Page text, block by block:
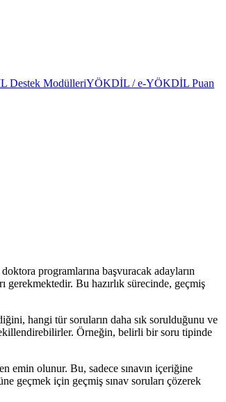
Destek ModülleriYÖKDİL / e-YÖKDİL Puan
programlarına başvuracak adayların
gerekmektedir. Bu hazırlık sürecinde, geçmiş
hangi tür soruların daha sık sorulduğunu ve
Örneğin, belirli bir soru tipinde
emin olunur. Bu, sadece sınavın içeriğine
geçmek için geçmiş sınav soruları çözerek